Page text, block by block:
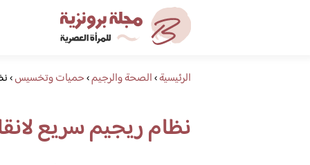
الرئيسية›الصحة والرجيم›حميات وتخسيس›
نظام ريجيم سريع